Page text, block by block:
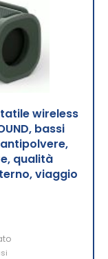
wireless
bassi
qualità
viaggio